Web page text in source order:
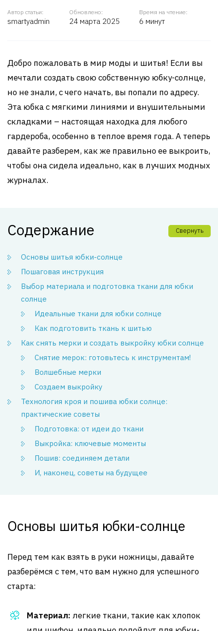
Автор статьи:
smartyadmin
Обновлено:
24 марта 2025
Время на чтение:
6 минут
Добро пожаловать в мир моды и шитья! Если вы
мечтали создать свою собственную юбку-солнце,
но не знали, с чего начать, вы попали по адресу.
Эта юбка с мягкими линиями и внушительными
складками – настоящая находка для любого
гардероба, особенно в теплое время года. А теперь
давайте разберем, как же правильно ее выкроить,
чтобы она сидела идеально, как в лучших модных
журналах.
Содержание Свернуть
Основы шитья юбки-солнце
Пошаговая инструкция
Выбор материала и подготовка ткани для юбки
солнце
Идеальные ткани для юбки солнце
Как подготовить ткань к шитью
Как снять мерки и создать выкройку юбки солнце
Снятие мерок: готовьтесь к инструментам!
Волшебные мерки
Создаем выкройку
Технология кроя и пошива юбки солнце:
практические советы
Подготовка: от идеи до ткани
Выкройка: ключевые моменты
Пошив: соединяем детали
И, наконец, советы на будущее
Основы шитья юбки-солнце
Перед тем как взять в руки ножницы, давайте
разберёмся с тем, что вам нужно для успешного
старта:
Материал: легкие ткани, такие как хлопок